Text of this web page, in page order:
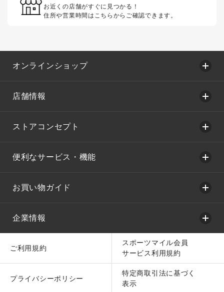
お近くの店舗がすぐに見つかる！
住所や営業時間はこちらからご確認できます。
オンラインショップ
店舗情報
ストアコンセプト
便利なサービス・機能
お買い物ガイド
企業情報
ご利用規約
スポーツマイル会員
サービス利用規約
プライバシーポリシー
特定商取引法に基づく
表示